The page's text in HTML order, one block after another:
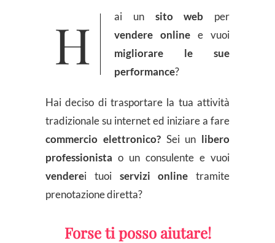
Hai un sito web per
vendere online e vuoi
migliorare le sue
performance?
Hai deciso di trasportare la tua attività
tradizionale su internet ed iniziare a fare
commercio elettronico? Sei un libero
professionista o un consulente e vuoi
venderei tuoi servizi online tramite
prenotazione diretta?
Forse ti posso aiutare!